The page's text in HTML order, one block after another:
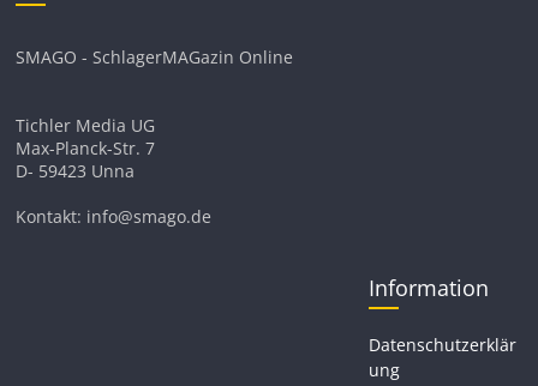
SMAGO - SchlagerMAGazin Online
Tichler Media UG
Max-Planck-Str. 7
D- 59423 Unna
Kontakt: info@smago.de
Information
Datenschutzerklär
ung